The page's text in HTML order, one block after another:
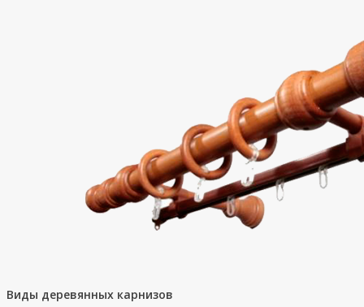
Виды деревянных карнизов